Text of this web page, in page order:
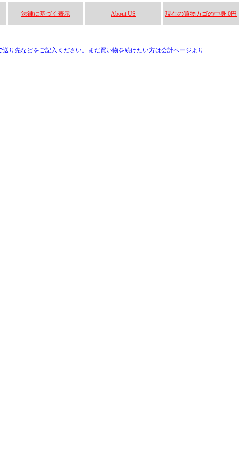
法律に基づく表示 About US 現在の買物カゴの中身 0円
り先などをご記入ください。まだ買い物を続けたい方は会計ページより